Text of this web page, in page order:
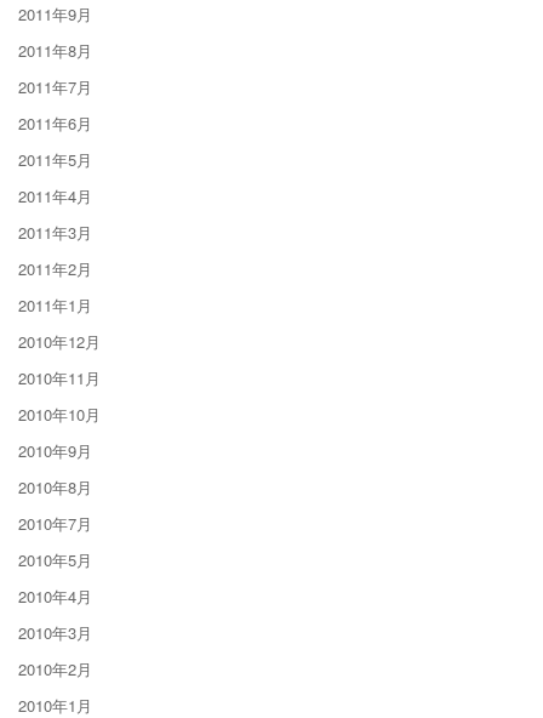
2011年9月
2011年8月
2011年7月
2011年6月
2011年5月
2011年4月
2011年3月
2011年2月
2011年1月
2010年12月
2010年11月
2010年10月
2010年9月
2010年8月
2010年7月
2010年5月
2010年4月
2010年3月
2010年2月
2010年1月